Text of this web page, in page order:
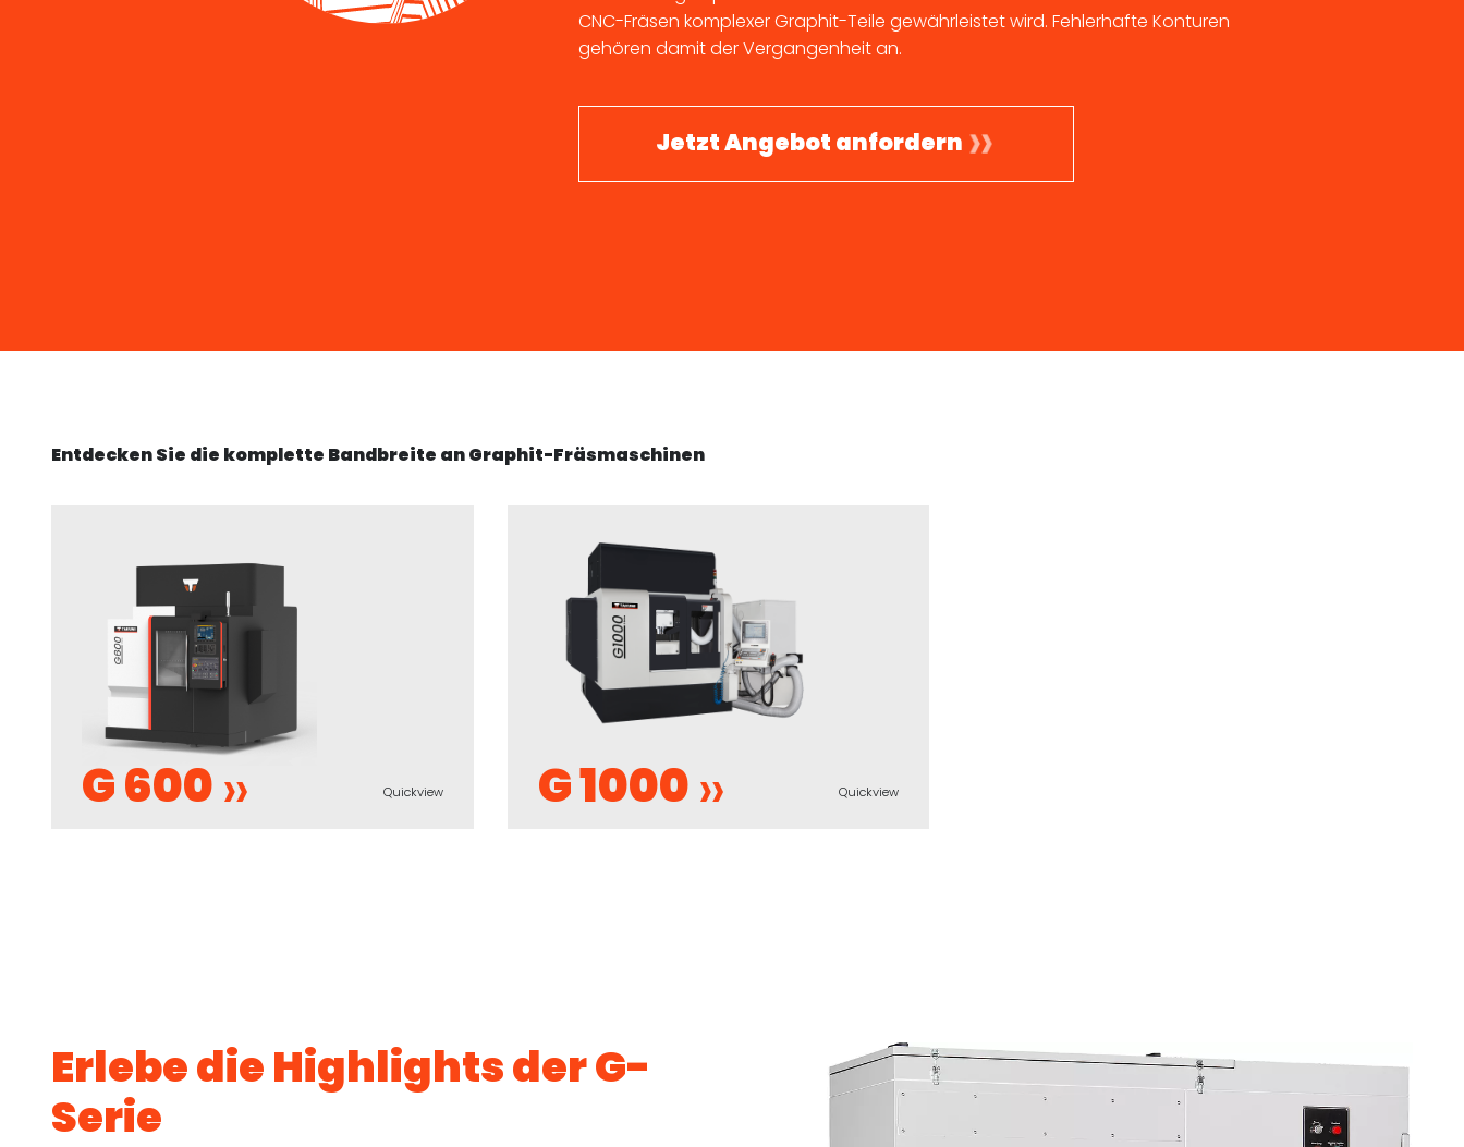
CNC-Fräsen komplexer Graphit-Teile gewährleistet wird. Fehlerhafte Konturen
gehören damit der Vergangenheit an.
Jetzt Angebot anfordern
Entdecken Sie die komplette Bandbreite an Graphit-Fräsmaschinen
G 600 Quickview G 1000 Quickview
Erlebe die Highlights der G-
Serie